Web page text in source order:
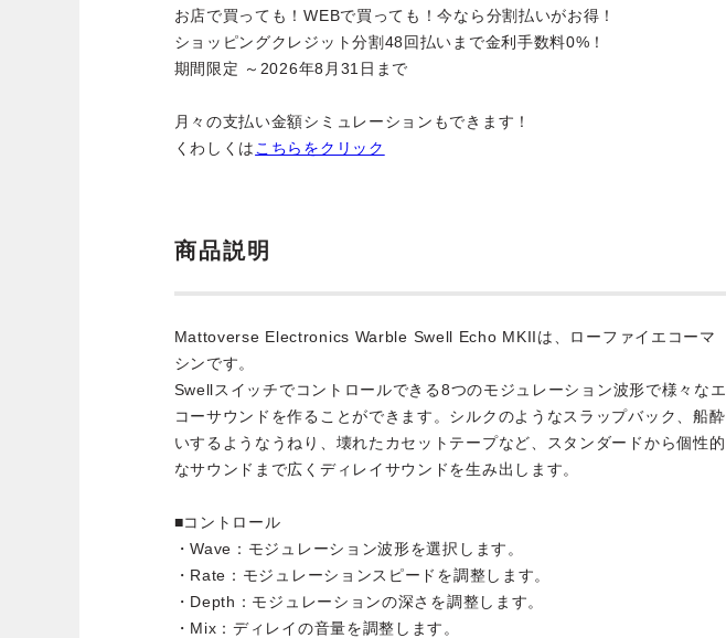
お店で買っても！WEBで買っても！今なら分割払いがお得！
ショッピングクレジット分割48回払いまで金利手数料0%！
期間限定 ～2026年8月31日まで
月々の支払い金額シミュレーションもできます！
くわしくは こちらをクリック
商品説明
Mattoverse Electronics Warble Swell Echo MKIIは、ローファイエコーマ
シンです。
Swellスイッチでコントロールできる8つのモジュレーション波形で様々なエ
コーサウンドを作ることができます。シルクのようなスラップバック、船酔
いするようなうねり、壊れたカセットテープなど、スタンダードから個性的
なサウンドまで広くディレイサウンドを生み出します。
■コントロール
・Wave：モジュレーション波形を選択します。
・Rate：モジュレーションスピードを調整します。
・Depth：モジュレーションの深さを調整します。
・Mix：ディレイの音量を調整します。